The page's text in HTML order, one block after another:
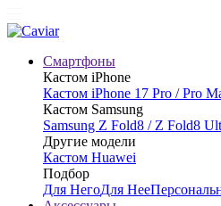
Смартфоны
Кастом iPhone
Кастом iPhone 17 Pro / Pro
Кастом Samsung
Samsung Z Fold8 / Z Fold8
Другие модели
Кастом Huawei
Подбор
Для НегоДля Нее